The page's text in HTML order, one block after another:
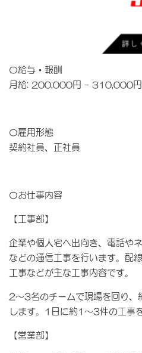
〇給与・報酬
月給: 200,000円 – 310,000円
〇雇用形態
契約社員、正社員
〇お仕事内容
【工事部】
企業や個人宅へ出向き、電話や
などの通信工事を行います。配
工事などが主な工事内容です。
2〜3名のチームで現場を回り、
します。1日に約1〜3件の工事
【営業部】